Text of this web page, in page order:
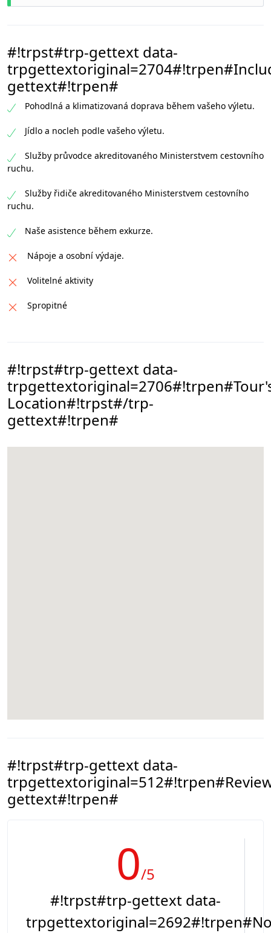
#!trpst#trp-gettext data-
gettext#!trpen#
Pohodlná a klimatizovaná doprava během vašeho výletu.
Jídlo a nocleh podle vašeho výletu.
Služby průvodce akreditovaného Ministerstvem cestovního
ruchu.
Služby řidiče akreditovaného Ministerstvem cestovního
ruchu.
Naše asistence během exkurze.
Nápoje a osobní výdaje.
Volitelné aktivity
Spropitné
#!trpst#trp-gettext data-
Location#!trpst#/trp-
gettext#!trpen#
#!trpst#trp-gettext data-
gettext#!trpen#
0/5
#!trpst#trp-gettext data-